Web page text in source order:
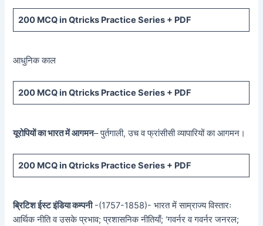
200 MCQ in Qtricks Practice Series + PDF
आधुनिक काल
200 MCQ in Qtricks Practice Series + PDF
यूरोपियों का भारत में आगमन– पुर्तगाली, उच व फ्रांसीसी व्यापारियों का आगमन।
200 MCQ in Qtricks Practice Series + PDF
ब्रिटिश ईस्ट इंडिया कम्पनी-(1757-1858)- भारत में साम्राज्य विस्तारः
आर्थिक नीति व उसके प्रभाव; प्रशासनिक नीतियाँ; ‘गवर्नर व गवर्नर जनरल;